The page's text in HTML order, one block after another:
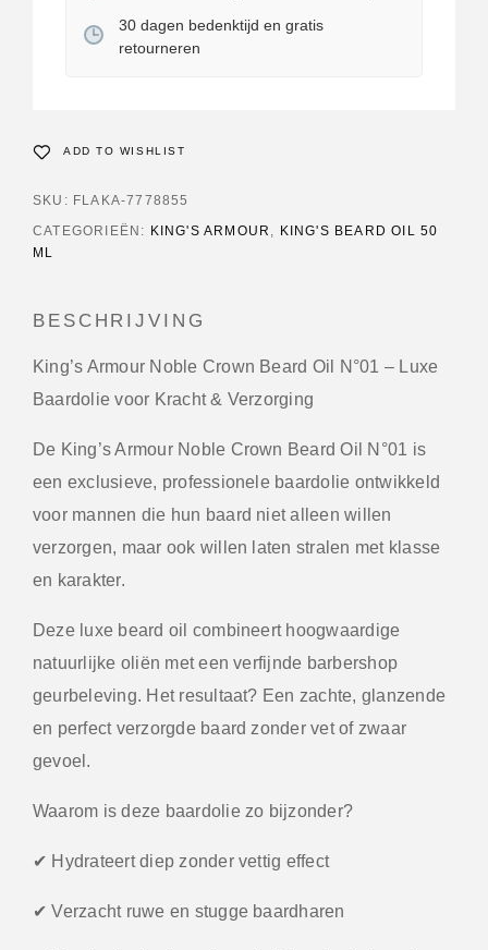
30 dagen bedenktijd en gratis
retourneren
ADD TO WISHLIST
SKU: FLAKA-7778855
CATEGORIEËN: KING'S ARMOUR
KING'S BEARD OIL 50
ML
BESCHRIJVING
King’s Armour Noble Crown Beard Oil N°01 – Luxe
Baardolie voor Kracht & Verzorging
De King’s Armour Noble Crown Beard Oil N°01 is
een exclusieve, professionele baardolie ontwikkeld
voor mannen die hun baard niet alleen willen
verzorgen, maar ook willen laten stralen met klasse
en karakter.
Deze luxe beard oil combineert hoogwaardige
natuurlijke oliën met een verfijnde barbershop
geurbeleving. Het resultaat? Een zachte, glanzende
en perfect verzorgde baard zonder vet of zwaar
gevoel.
Waarom is deze baardolie zo bijzonder?
✔ Hydrateert diep zonder vettig effect
✔ Verzacht ruwe en stugge baardharen